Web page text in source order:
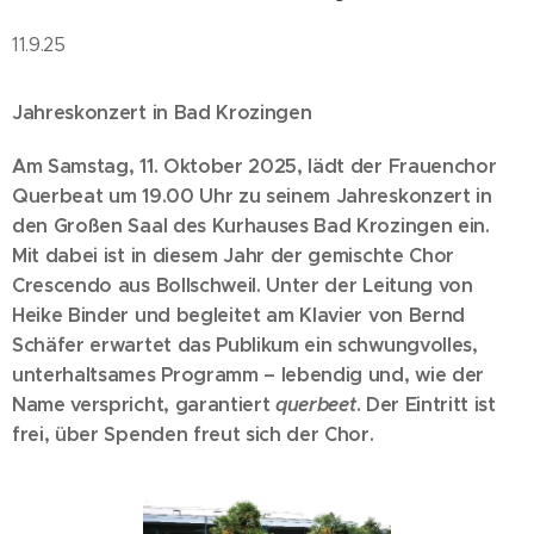
11.9.25
Jahreskonzert in Bad Krozingen
Am Samstag, 11. Oktober 2025, lädt der Frauenchor
Querbeat um 19.00 Uhr zu seinem Jahreskonzert in
den Großen Saal des Kurhauses Bad Krozingen ein.
Mit dabei ist in diesem Jahr der gemischte Chor
Crescendo aus Bollschweil. Unter der Leitung von
Heike Binder und begleitet am Klavier von Bernd
Schäfer erwartet das Publikum ein schwungvolles,
unterhaltsames Programm – lebendig und, wie der
Name verspricht, garantiertquerbeet. Der Eintritt ist
frei, über Spenden freut sich der Chor.